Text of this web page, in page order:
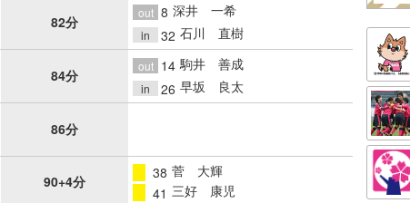
82分
out 8 深井 一希
in 32 石川 直樹
84分
out 14 駒井 善成
in 26 早坂 良太
86分
90+4分 警告
38 菅 大輝
警告
41 三好 康児